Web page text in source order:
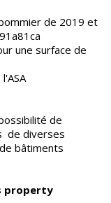
de 2019 et
une surface de
de
de diverses
bâtiments
property